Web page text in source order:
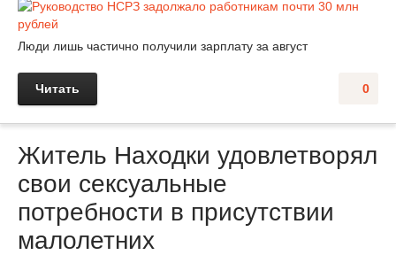
Люди лишь частично получили зарплату за август
0
Читать
Житель Находки удовлетворял
свои сексуальные
потребности в присутствии
малолетних